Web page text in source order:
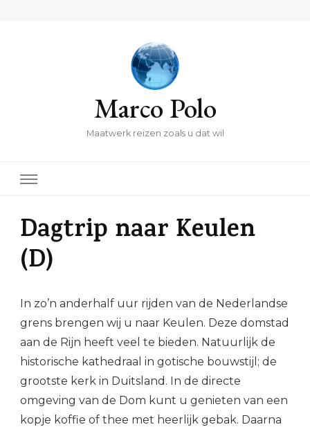
Marco Polo
Maatwerk reizen zoals u dat wil
Dagtrip naar Keulen
(D)
In zo’n anderhalf uur rijden van de Nederlandse
grens brengen wij u naar Keulen. Deze domstad
aan de Rijn heeft veel te bieden. Natuurlijk de
historische kathedraal in gotische bouwstijl; de
grootste kerk in Duitsland. In de directe
omgeving van de Dom kunt u genieten van een
kopje koffie of thee met heerlijk gebak. Daarna